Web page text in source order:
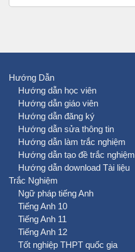
Hướng Dẫn
Hướng dẫn học viên
Hướng dẫn giáo viên
Hướng dẫn đăng ký
Hướng dẫn sửa thông tin
Hướng dẫn làm trắc nghiệm
Hướng dẫn tạo đề trắc nghiệm
Hướng dẫn download Tài liệu
Trắc Nghiệm
Ngữ pháp tiếng Anh
Tiếng Anh 10
Tiếng Anh 11
Tiếng Anh 12
Tốt nghiệp THPT quốc gia